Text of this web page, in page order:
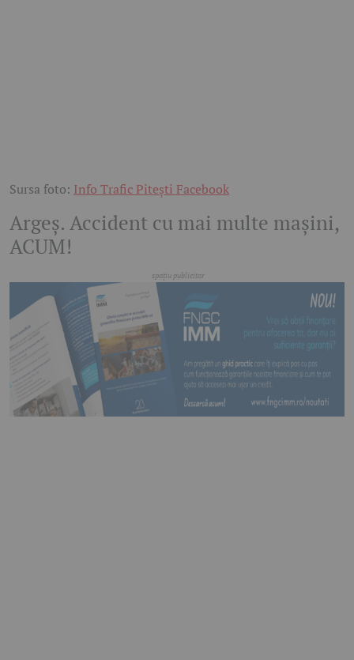
Sursa foto: Info Trafic Pitești Facebook
Argeș. Accident cu mai multe mașini,
ACUM!